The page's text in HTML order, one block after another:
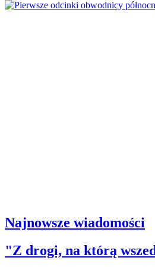
Najnowsze wiadomości
"Z drogi, na którą